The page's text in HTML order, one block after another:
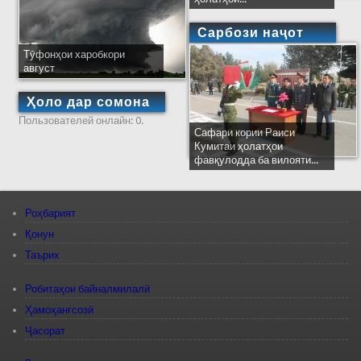
Тӯфонҳои харобкори
август
Ҳоло дар сомона
Пользователей онлайн: 0.
Сарбози наҷот
Сафари кории Раиси
Кумитаи ҳолатҳои
фавқулодда ба вилояти...
Роҳбарият
Қонун
Таърих
Робитаҳои байналмилалӣ
Ҳамоҳангсозӣ
Ҷасорат